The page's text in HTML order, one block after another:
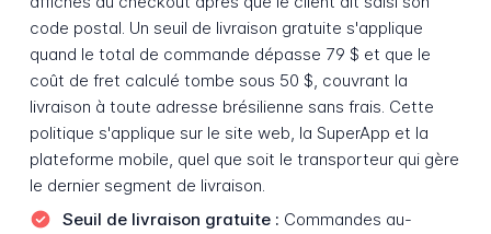
code postal. Un seuil de livraison gratuite s'applique
quand le total de commande dépasse 79 $ et que le
coût de fret calculé tombe sous 50 $, couvrant la
livraison à toute adresse brésilienne sans frais. Cette
politique s'applique sur le site web, la SuperApp et la
plateforme mobile, quel que soit le transporteur qui gère
le dernier segment de livraison.
Seuil de livraison gratuite : Commandes au-